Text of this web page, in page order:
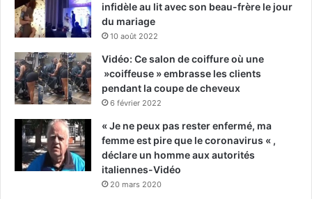
infidèle au lit avec son beau-frère le jour
du mariage
10 août 2022
Vidéo: Ce salon de coiffure où une
»coiffeuse » embrasse les clients
pendant la coupe de cheveux
6 février 2022
« Je ne peux pas rester enfermé, ma
femme est pire que le coronavirus « ,
déclare un homme aux autorités
italiennes-Vidéo
20 mars 2020